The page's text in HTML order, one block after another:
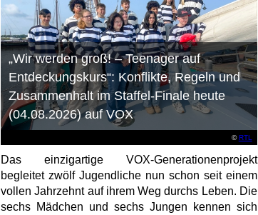
©RTL
„Wir werden groß! – Teenager auf
Entdeckungskurs“: Konflikte, Regeln und
Zusammenhalt im Staffel-Finale heute
(04.08.2026) auf VOX
Das einzigartige VOX-Generationenprojekt
begleitet zwölf Jugendliche nun schon seit einem
vollen Jahrzehnt auf ihrem Weg durchs Leben. Die
sechs Mädchen und sechs Jungen kennen sich